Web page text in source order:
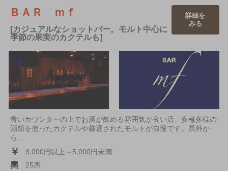
ＢＡＲ ｍｆ
[カジュアルなショットバー。モルト中心に
季節の果実のカクテルも]
詳細を
みる
青いカウンターの上でお酒が飲める雰囲気が良い店。多種多様の
酒類を使ったカクテルや厳選されたモルトが自慢です。県外か
ら…
3,000円以上～5,000円未満
25席